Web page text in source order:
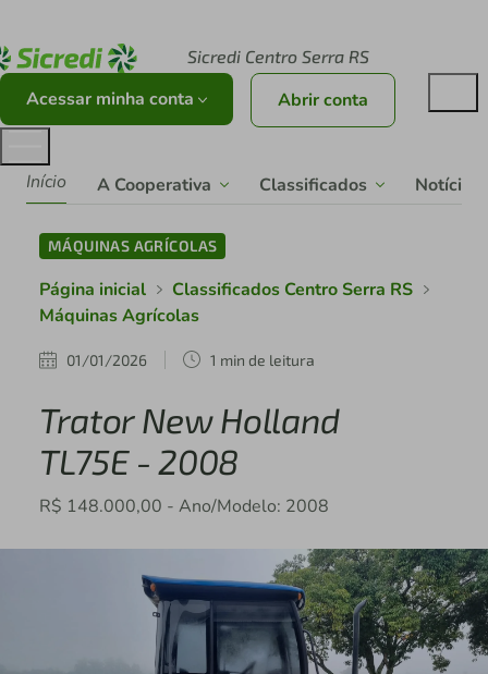
Sicredi Centro Serra RS
Acessar minha conta Abrir conta
Início A Cooperativa Classificados Notícias
MÁQUINAS AGRÍCOLAS
Página inicial
Classificados Centro Serra RS
Máquinas Agrícolas
01/01/2026 1 min de leitura
Trator New Holland
TL75E - 2008
R$ 148.000,00 - Ano/Modelo: 2008